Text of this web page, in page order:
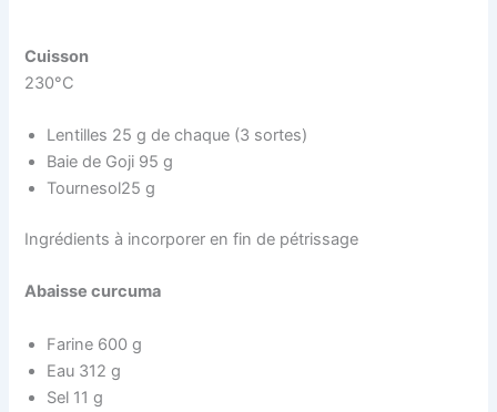
Cuisson
230°C
Lentilles 25 g de chaque (3 sortes)
Baie de Goji 95 g
Tournesol25 g
Ingrédients à incorporer en fin de pétrissage
Abaisse curcuma
Farine 600 g
Eau 312 g
Sel 11 g